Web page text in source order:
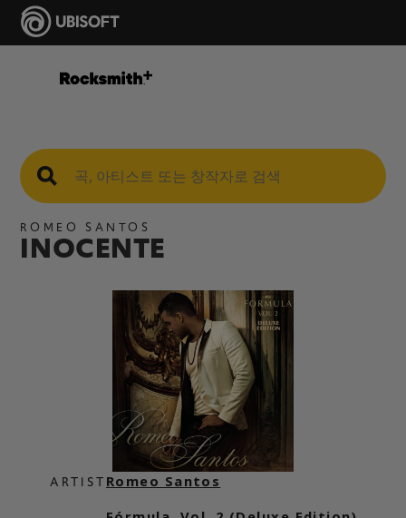
ROMEO SANTOS
INOCENTE
ARTIST Romeo Santos